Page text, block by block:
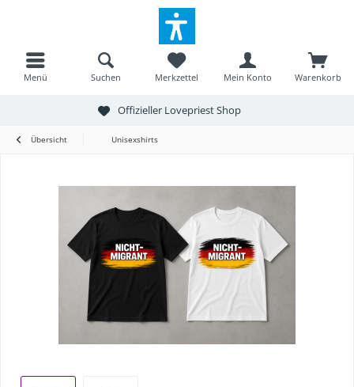
Menü Warenkorb
Merkzettel Mein Konto
Suchen
Offizieller Lovepriest Shop
Übersicht Unisexshirts